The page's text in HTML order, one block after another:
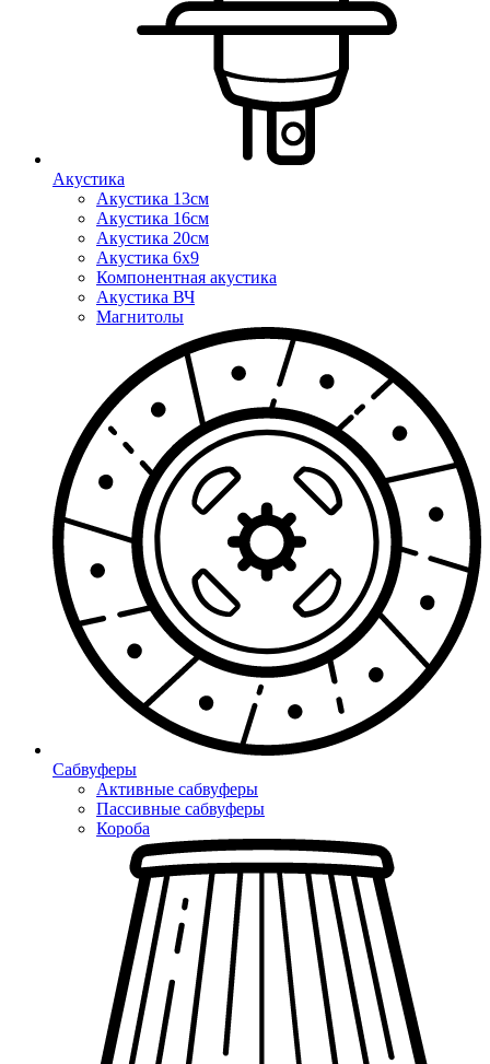
Акустика
Акустика 13см
Акустика 16см
Акустика 20см
Акустика 6x9
Компонентная акустика
Акустика ВЧ
Магнитолы
Сабвуферы
Активные сабвуферы
Пассивные сабвуферы
Короба